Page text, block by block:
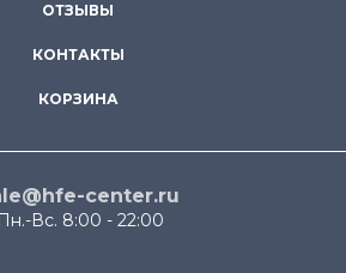
ОТЗЫВЫ
КОНТАКТЫ
КОРЗИНА
center.ru
Пн.-Вс. 8:00 - 22:00